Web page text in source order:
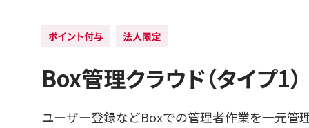
Box管理クラウド（タイプ1）
ユーザー登録などBoxでの管理者作業を一元